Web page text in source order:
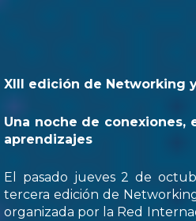
XIII edición de Networking
Una noche de conexiones,
aprendizajes
El pasado jueves 2 de
tercera edición de
organizada por la Red